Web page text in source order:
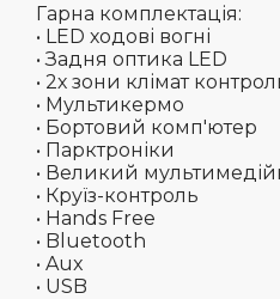
Гарна комплектація:
• LED ходові вогні
• Задня оптика LED
• 2х зони клімат
• Мультикермо
• Бортовий комп'ютер
• Парктроніки
• Великий
• Круїз-контроль
• Hands Free
• Bluetooth
• Aux
• USB